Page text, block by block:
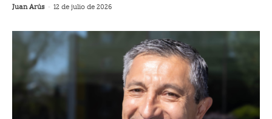
Juan Arús - 12 de julio de 2026